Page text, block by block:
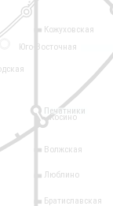
Кожуховская
Печатники
Волжская
Люблино
Братиславская
Косино
Юго-Восточная